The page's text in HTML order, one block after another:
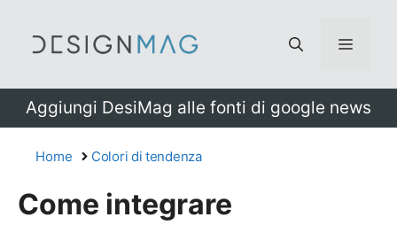
Menu
Aggiungi DesiMag alle fonti di google news
Home Colori di tendenza
Come integrare